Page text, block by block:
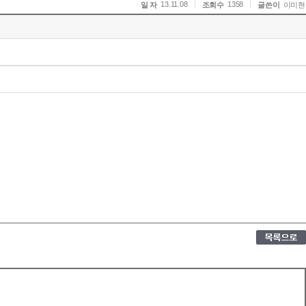
일 자 13.11.08 조회수 1358 글쓴이 이미현